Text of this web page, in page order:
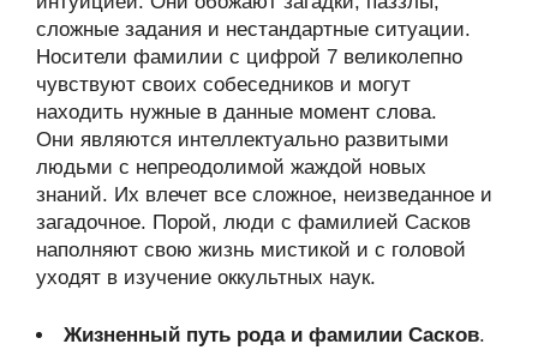
сложные задания и нестандартные ситуации.
Носители фамилии с цифрой 7 великолепно
чувствуют своих собеседников и могут
находить нужные в данные момент слова.
Они являются интеллектуально развитыми
людьми с непреодолимой жаждой новых
знаний. Их влечет все сложное, неизведанное и
загадочное. Порой, люди с фамилией Сасков
наполняют свою жизнь мистикой и с головой
уходят в изучение оккультных наук.
Жизненный путь рода и фамилии Сасков.